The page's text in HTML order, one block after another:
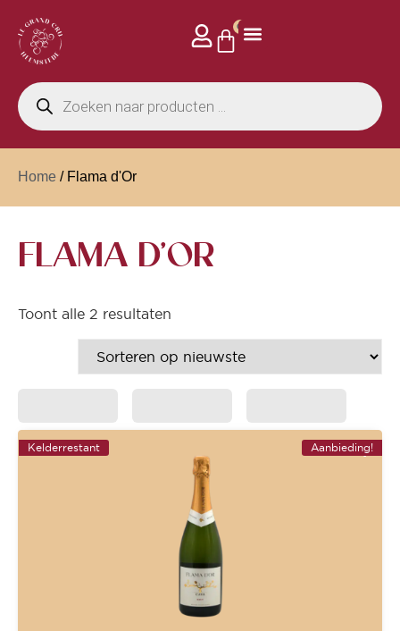
0
Home / Flama d'Or
FLAMA D'OR
Toont alle 2 resultaten
Aanbieding!
Kelderrestant